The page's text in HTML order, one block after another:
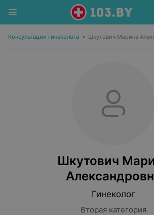
Консультации гинеколога • Шкутович Марина
Шкутович
Гинеколог
Вторая категория